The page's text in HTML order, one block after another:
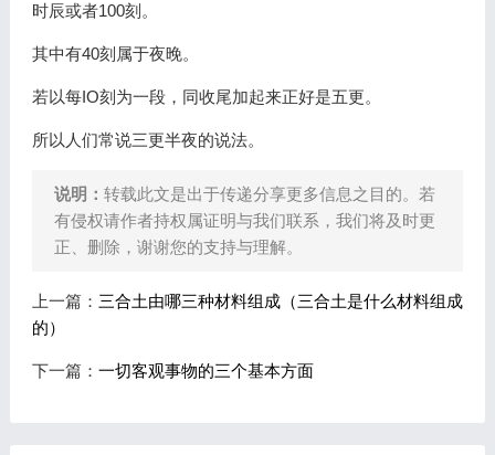
时辰或者100刻。
其中有40刻属于夜晚。
若以每IO刻为一段，同收尾加起来正好是五更。
所以人们常说三更半夜的说法。
说明： 转载此文是出于传递分享更多信息之目的。若
有侵权请作者持权属证明与我们联系，我们将及时更
正、删除，谢谢您的支持与理解。
上一篇： 三合土由哪三种材料组成（三合土是什么材料组成
的）
下一篇： 一切客观事物的三个基本方面